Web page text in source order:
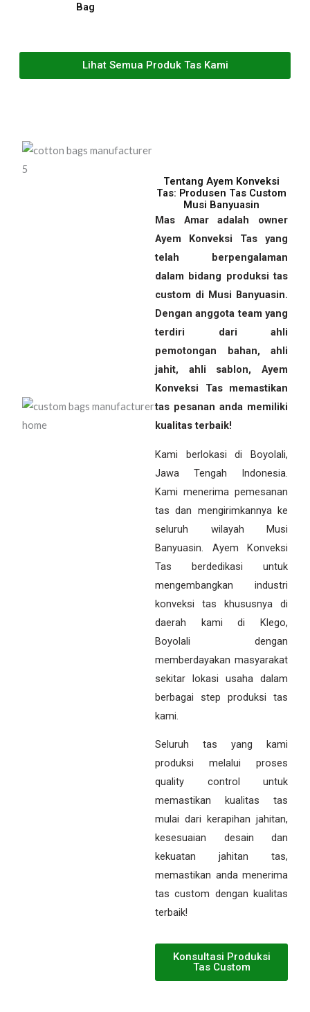
Bag
Lihat Semua Produk Tas Kami
Tentang Ayem Konveksi
Tas: Produsen Tas Custom
Musi Banyuasin
Mas Amar adalah owner
Ayem Konveksi Tas yang
telah berpengalaman
dalam bidang produksi tas
custom di Musi Banyuasin.
Dengan anggota team yang
terdiri dari ahli
pemotongan bahan, ahli
jahit, ahli sablon, Ayem
Konveksi Tas memastikan
tas pesanan anda memiliki
kualitas terbaik!
Kami berlokasi di Boyolali,
Jawa Tengah Indonesia.
Kami menerima pemesanan
tas dan mengirimkannya ke
seluruh wilayah Musi
Banyuasin. Ayem Konveksi
Tas berdedikasi untuk
mengembangkan industri
konveksi tas khususnya di
daerah kami di Klego,
Boyolali dengan
memberdayakan masyarakat
sekitar lokasi usaha dalam
berbagai step produksi tas
kami.
Seluruh tas yang kami
produksi melalui proses
quality control untuk
memastikan kualitas tas
mulai dari kerapihan jahitan,
kesesuaian desain dan
kekuatan jahitan tas,
memastikan anda menerima
tas custom dengan kualitas
terbaik!
Konsultasi Produksi
Tas Custom